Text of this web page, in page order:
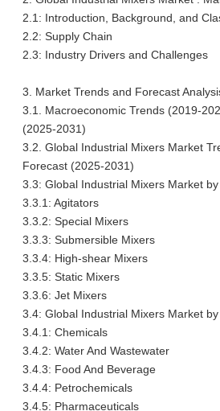
2.1: Introduction, Background, and
2.2: Supply Chain
2.3: Industry Drivers and Challenges
3. Market Trends and Forecast
3.1. Macroeconomic Trends (2019-
(2025-2031)
3.2. Global Industrial Mixers Market
Forecast (2025-2031)
3.3: Global Industrial Mixers Market
3.3.1: Agitators
3.3.2: Special Mixers
3.3.3: Submersible Mixers
3.3.4: High-shear Mixers
3.3.5: Static Mixers
3.3.6: Jet Mixers
3.4: Global Industrial Mixers Market
3.4.1: Chemicals
3.4.2: Water And Wastewater
3.4.3: Food And Beverage
3.4.4: Petrochemicals
3.4.5: Pharmaceuticals